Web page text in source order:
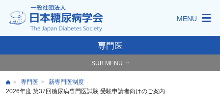
MENU
専門医
SUB MENU
> 専門医 > 新専門医制度 -
2026年度 第37回糖尿病専門医試験 受験申請者向けのご案内